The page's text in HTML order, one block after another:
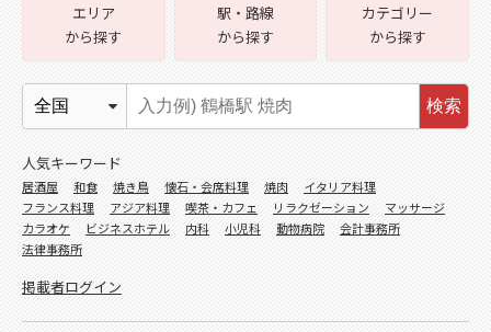
エリア
から探す
駅・路線
から探す
カテゴリー
から探す
検索
人気キーワード
居酒屋 和食 焼き鳥 懐石・会席料理 焼肉
イタリア料理
フランス料理
アジア料理 喫茶・カフェ リラクゼーション
マッサージ
カラオケ
ビジネスホテル 内科 小児科 動物病院
会計事務所
法律事務所
掲載者ログイン